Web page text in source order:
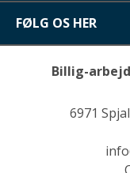
FØLG OS HER
Billig-
6971